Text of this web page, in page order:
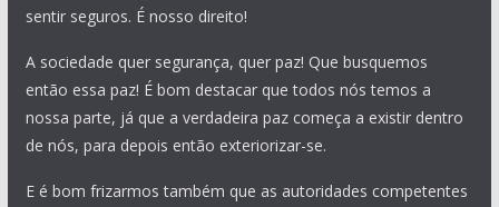
sentir seguros. É nosso direito!
A sociedade quer segurança, quer paz! Que busquemos
então essa paz! É bom destacar que todos nós temos a
nossa parte, já que a verdadeira paz começa a existir dentro
de nós, para depois então exteriorizar-se.
E é bom frizarmos também que as autoridades competentes